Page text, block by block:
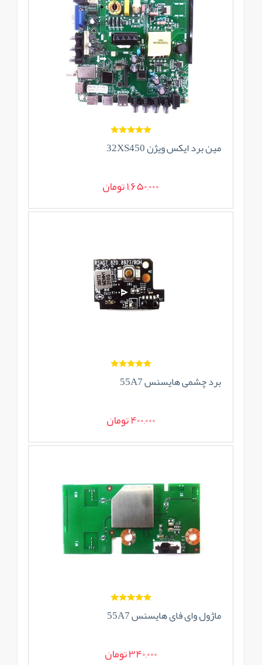
مین برد ایکس ویژن 32XS450
1,650,000 تومان
برد چشمی هایسنس 55A7
400,000 تومان
ماژول وای فای هایسنس 55A7
340,000 تومان